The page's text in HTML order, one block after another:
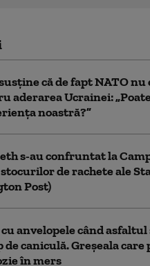
că de fapt NATO nu
aderarea Ucrainei:
noastră?”
s-au confruntat la
de rachete ale
Post)
anvelopele când asfaltul
caniculă. Greșeala care
în mers